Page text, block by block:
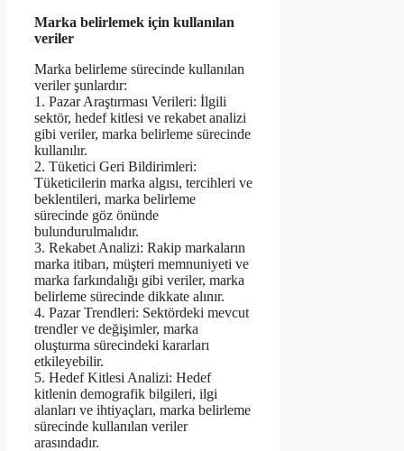
Marka belirlemek için kullanılan
veriler
Marka belirleme sürecinde kullanılan
veriler şunlardır:
1. Pazar Araştırması Verileri: İlgili
sektör, hedef kitlesi ve rekabet analizi
gibi veriler, marka belirleme sürecinde
kullanılır.
2. Tüketici Geri Bildirimleri:
Tüketicilerin marka algısı, tercihleri ve
beklentileri, marka belirleme
sürecinde göz önünde
bulundurulmalıdır.
3. Rekabet Analizi: Rakip markaların
marka itibarı, müşteri memnuniyeti ve
marka farkındalığı gibi veriler, marka
belirleme sürecinde dikkate alınır.
4. Pazar Trendleri: Sektördeki mevcut
trendler ve değişimler, marka
oluşturma sürecindeki kararları
etkileyebilir.
5. Hedef Kitlesi Analizi: Hedef
kitlenin demografik bilgileri, ilgi
alanları ve ihtiyaçları, marka belirleme
sürecinde kullanılan veriler
arasındadır.